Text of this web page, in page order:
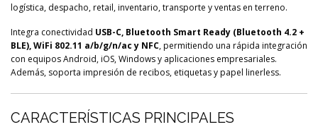
logística, despacho, retail, inventario, transporte y ventas en terreno.
Integra conectividad USB-C, Bluetooth Smart Ready (Bluetooth 4.2 +
BLE), WiFi 802.11 a/b/g/n/ac y NFC, permitiendo una rápida integración
con equipos Android, iOS, Windows y aplicaciones empresariales.
Además, soporta impresión de recibos, etiquetas y papel linerless.
CARACTERÍSTICAS PRINCIPALES